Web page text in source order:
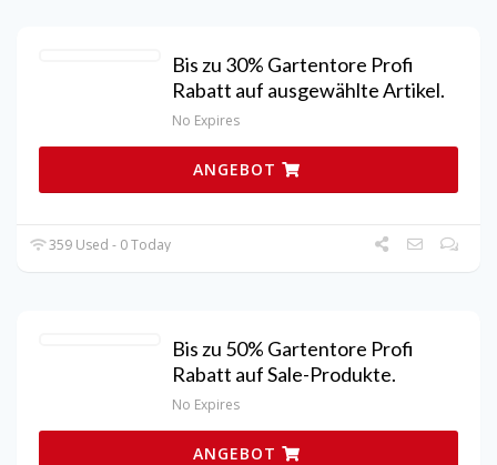
Bis zu 30% Gartentore Profi
Rabatt auf ausgewählte Artikel.
No Expires
ANGEBOT
359 Used - 0 Today
Bis zu 50% Gartentore Profi
Rabatt auf Sale-Produkte.
No Expires
ANGEBOT